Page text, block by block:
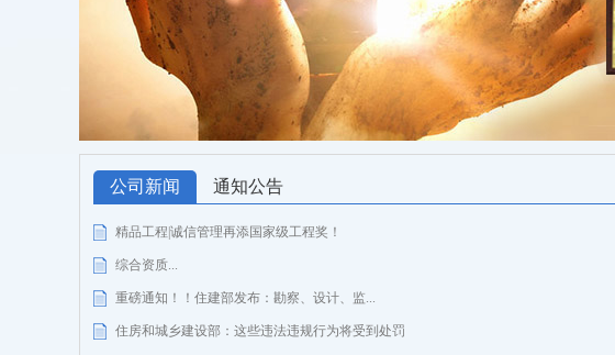
公司新闻 通知公告
精品工程|诚信管理再添国家级工程奖！
综合资质...
重磅通知！！住建部发布：勘察、设计、监...
住房和城乡建设部：这些违法违规行为将受到处罚